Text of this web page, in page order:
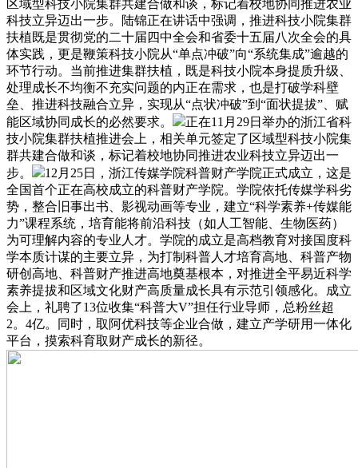
区域型科技小院集群共建合做和谈，标记着校地协同推进农业
科技立异迈出一步。陆锦正在讲话中强调，推进科技小院集群
扶植既是贯彻党的二十届四中全会和省委十五届八次全会的具
体实践，更是鞭策科技小院从“单点冲破”向“系统集成”逾越的
环节行动。当前推进集群扶植，既是科技小院本身提质升级、
处理成长不均衡不充实问题的内正在需求，也是打破学科壁
垒、推进科技融合立异，实现从“点状冲破”到“面状提拔”、赋
能区域协同成长的必然要求。
正在11月29日举办的浙江省科
技小院集群扶植推进会上，相关单元签定了区域型科技小院集
群共建合做和谈，标记着校地协同推进农业科技立异迈出一
步。
12月25日，浙江传媒学院科普财产学院正式成立，这是
全国首个正在高校成立的科普财产学院。学院依托传媒学科劣
势，整合旧事出书、影视动画等专业，建立“科学素养+传媒能
力”课程系统，培育能将前沿科技（如人工智能、生物医药）
为可理解内容的专业人才。学院的成立是高档教育对接国度科
学本质计谋的主要立异，为打制科普人才培育高地、科普产物
研创高地、科普财产推进高地奠基根本，对推进全平易近科学
素养提拔和区域文化财产高质量成长具有示范引领感化。成立
会上，礼聘了13位收集“科普大V”担任行业导师，总粉丝超
2。4亿。同时，取阿优科技等企业合做，建立产学研用一体化
平台，摸索科育取财产成长的新径。